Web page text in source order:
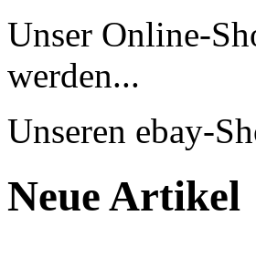
Unser Online-
werden...
Unseren ebay-
Neue Artikel